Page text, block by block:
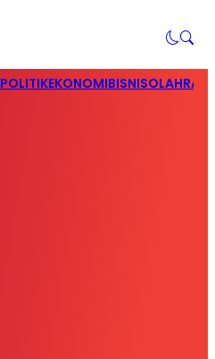
POLITIKEKONOMIBISNIS